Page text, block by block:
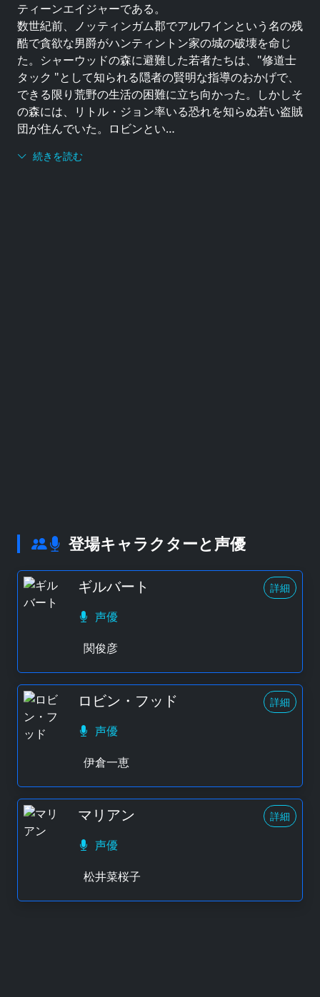
ティーンエイジャーである。
数世紀前、ノッティンガム郡でアルワインという名の残
酷で貪欲な男爵がハンティントン家の城の破壊を命じ
た。シャーウッドの森に避難した若者たちは、"修道士
タック "として知られる隠者の賢明な指導のおかげで、
できる限り荒野の生活の困難に立ち向かった。しかしそ
の森には、リトル・ジョン率いる恐れを知らぬ若い盗賊
団が住んでいた。ロビンとい…
続きを読む
登場キャラクターと声優
ギルバート 詳細
声優
関俊彦
ロビン・フッド 詳細
声優
伊倉一恵
マリアン 詳細
声優
松井菜桜子